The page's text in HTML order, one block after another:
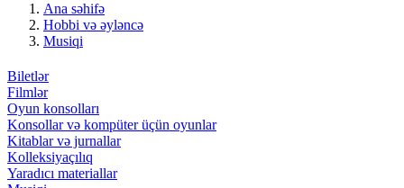
Ana səhifə
Hobbi və əyləncə
Musiqi
Biletlər
Filmlər
Oyun konsolları
Konsollar və kompüter üçün oyunlar
Kitablar və jurnallar
Kolleksiyaçılıq
Yaradıcı materiallar